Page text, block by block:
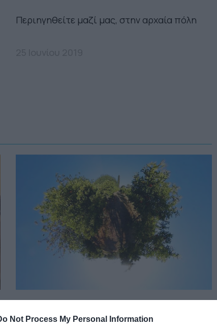
Not Process My Personal Information
Περιηγηθείτε μαζί μας, στην αρχαία πόλη